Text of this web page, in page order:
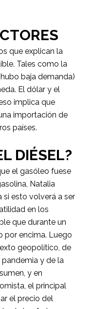
que explican la
Tales como la
baja demanda)
El dólar y el
implica que
importación de
países.
DIÉSEL?
el gasóleo fuese
Natalia
si esto volverá a ser
en los
que durante un
por encima. Luego
geopolítico, de
y de la
y en
el principal
el precio del